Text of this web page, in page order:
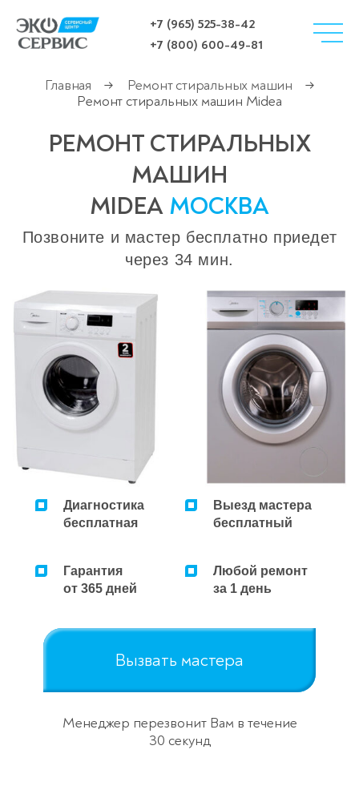
+7 (965) 525-38-42
+7 (800) 600-49-81
Главная → Ремонт стиральных машин
→
Ремонт стиральных машин Midea
РЕМОНТ СТИРАЛЬНЫХ
МАШИН
MIDEA МОСКВА
Позвоните и мастер бесплатно приедет
через 34 мин.
Диагностика
бесплатная
Выезд мастера
бесплатный
Гарантия
от 365 дней
Любой ремонт
за 1 день
Вызвать мастера
Менеджер перезвонит Вам в течение
30 секунд